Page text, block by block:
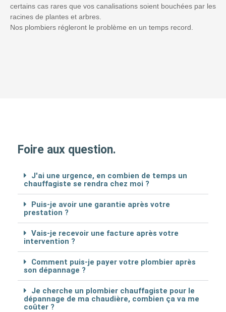
certains cas rares que vos canalisations soient bouchées par les
racines de plantes et arbres.
Nos plombiers régleront le problème en un temps record.
Foire aux question.
J'ai une urgence, en combien de temps un
chauffagiste se rendra chez moi ?
Puis-je avoir une garantie après votre
prestation ?
Vais-je recevoir une facture après votre
intervention ?
Comment puis-je payer votre plombier après
son dépannage ?
Je cherche un plombier chauffagiste pour le
dépannage de ma chaudière, combien ça va me
coûter ?